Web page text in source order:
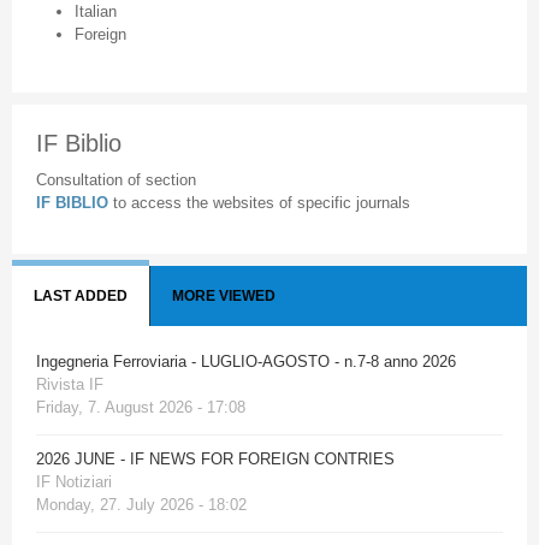
Italian
Foreign
IF Biblio
Consultation of section
IF BIBLIO to access the websites of specific journals
LAST ADDED MORE VIEWED
Ingegneria Ferroviaria - LUGLIO-AGOSTO - n.7-8 anno 2026
Rivista IF
Friday, 7. August 2026 - 17:08
2026 JUNE - IF NEWS FOR FOREIGN CONTRIES
IF Notiziari
Monday, 27. July 2026 - 18:02